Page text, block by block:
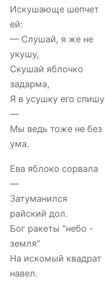
Искушающе шепчет
ей:
— Слушай, я же не
укушу,
Скушай яблочко
задарма,
Я в усушку его спишу
—
Мы ведь тоже не без
ума.
Ева яблоко сорвала
—
Затуманился
райский дол.
Бог ракеты "небо -
земля"
На искомый квадрат
навел.